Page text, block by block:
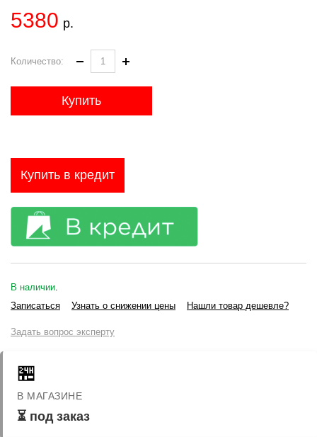
5380 р.
Количество:
Купить
Купить в кредит
В наличии.
Записаться
Узнать о снижении цены Нашли товар дешевле?
Задать вопрос эксперту
🏪
В МАГАЗИНЕ
⏳ под заказ